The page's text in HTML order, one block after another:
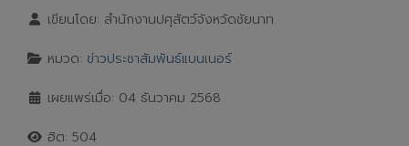
เขียนโดย: สำนักงานปศุสัตว์จังหวัดชัยนาท
หมวด: ข่าวประชาสัมพันธ์แบนเนอร์
เผยแพร่เมื่อ: 04 ธันวาคม 2568
ฮิต: 504